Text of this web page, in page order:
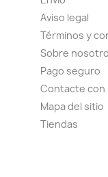
Aviso legal
Términos y
Sobre
Pago seguro
Contacte
Mapa del sitio
Tiendas